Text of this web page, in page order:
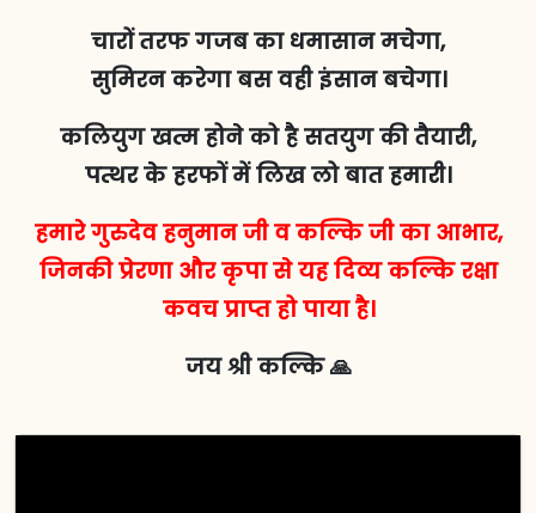
चारों तरफ गजब का धमासान मचेगा,
सुमिरन करेगा बस वही इंसान बचेगा।
कलियुग खत्म होने को है सतयुग की तैयारी,
पत्थर के हरफों में लिख लो बात हमारी।
हमारे गुरुदेव हनुमान जी व कल्कि जी का आभार,
जिनकी प्रेरणा और कृपा से यह दिव्य कल्कि रक्षा
कवच प्राप्त हो पाया है।
जय श्री कल्कि 🙏